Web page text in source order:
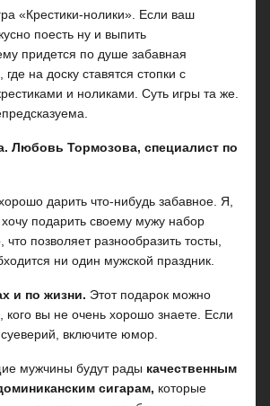
«Крестики-нолики». Если ваш
поесть ну и выпить
придется по душе забавная
где на доску ставятся стопки с
и ноликами. Суть игры та же.
Любовь Тормозова, специалист по
дарить что-нибудь забавное. Я,
подарить своему мужу набор
позволяет разнообразить тосты,
ни один мужской праздник.
и по жизни. Этот подарок можно
кого вы не очень хорошо знаете. Если
включите юмор.
мужчины будут рады качественным
сигарам, которые